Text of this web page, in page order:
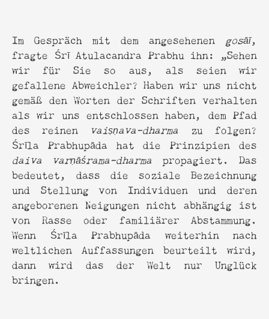
Im Gespräch mit dem angesehenen gosāī,
fragte Śrī Atulacandra Prabhu ihn: „Sehen
wir für Sie so aus, als seien wir
gefallene Abweichler? Haben wir uns nicht
gemäß den Worten der Schriften verhalten
als wir uns entschlossen haben, dem Pfad
des reinen vaiṣṇava-dharmazu folgen?
Śrīla Prabhupāda hat die Prinzipien des
daiva varṇāśrama-dharmapropagiert. Das
bedeutet, dass die soziale Bezeichnung
und Stellung von Individuen und deren
angeborenen Neigungen nicht abhängig ist
von Rasse oder familiärer Abstammung.
Wenn Śrīla Prabhupāda weiterhin nach
weltlichen Auffassungen beurteilt wird,
dann wird das der Welt nur Unglück
bringen.